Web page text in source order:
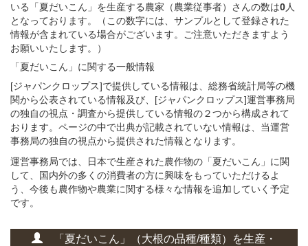
いる「夏だいこん」を生産する農家（農業従事者）さんの数は0人
となっております。（この数字には、サンプルとして登録された
情報が含まれている場合がございます。ご注意いただきますよう
お願いいたします。）
「夏だいこん」 に関する一般情報
[ジャパンクロップス]で提供している情報は、総務省統計局等の機
関から公表されている情報及び、[ジャパンクロップス]運営事務局
の独自の視点・調査から提供している情報の２つから構成されて
おります。ページの中で出典が記載されていない情報は、当運営
事務局の独自の視点から提供された情報となります。
運営事務局では、日本で生産された農作物の「夏だいこん」に関
して、国内外の多くの消費者の方に興味をもっていただけるよ
う、今後も農作物や農業に関する様々な情報を追加していく予定
です。
「夏だいこん」 （大根の品種/種類） を生産・